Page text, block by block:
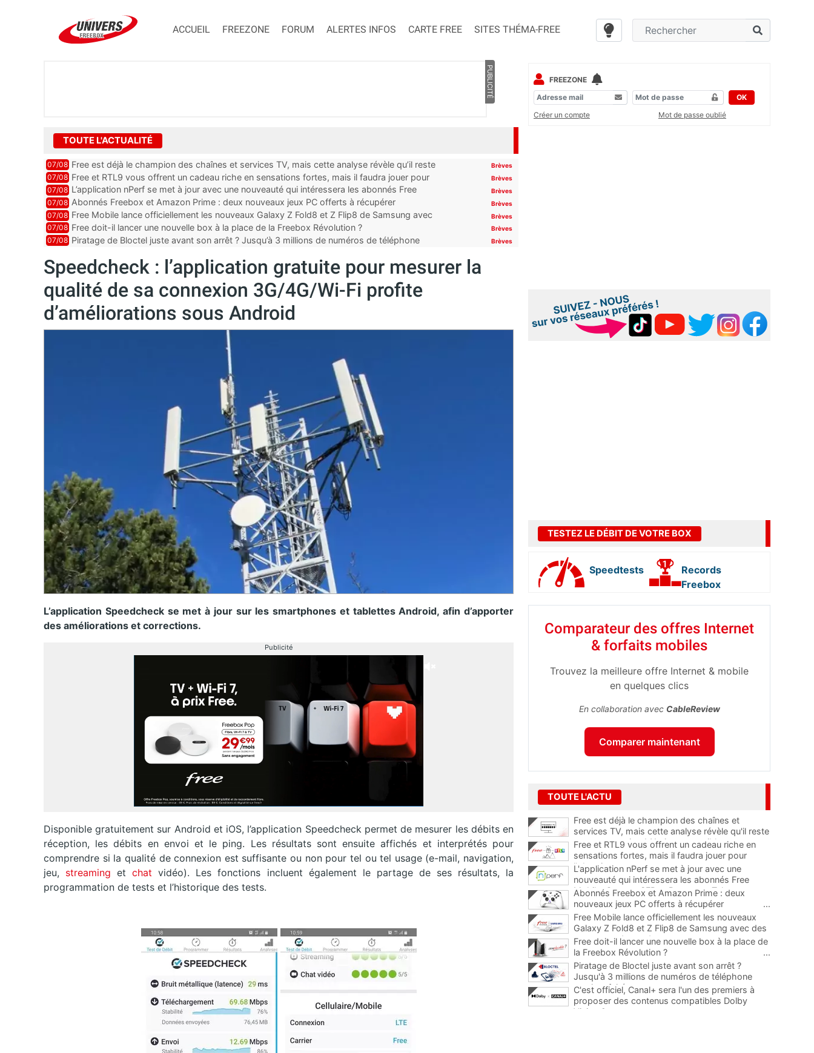
ACCUEIL FREEZONE FORUM ALERTES INFOS CARTE FREE SITES THÉMA-FREE
PUBLICITÉ
TOUTE L'ACTUALITÉ
07/08 Free est déjà le champion des chaînes et services TV, mais cette analyse révèle qu’il reste
encore au moin...
Brèves
07/08 Free et RTL9 vous offrent un cadeau riche en sensations fortes, mais il faudra jouer pour
l’obtenir
Brèves
07/08 L’application nPerf se met à jour avec une nouveauté qui intéressera les abonnés Free
Mobile, Orange, SFR ...
Brèves
07/08 Abonnés Freebox et Amazon Prime : deux nouveaux jeux PC offerts à récupérer Brèves
07/08 Free Mobile lance officiellement les nouveaux Galaxy Z Fold8 et Z Flip8 de Samsung avec
des promos et des cadeaux
Brèves
07/08 Free doit-il lancer une nouvelle box à la place de la Freebox Révolution ? Brèves
07/08 Piratage de Bloctel juste avant son arrêt ? Jusqu’à 3 millions de numéros de téléphone
Brèves
Speedcheck : l’application gratuite pour mesurer la
qualité de sa connexion 3G/4G/Wi-Fi profite
d’améliorations sous Android
L’application Speedcheck se met à jour sur les smartphones et tablettes Android, afin d’apporter
des améliorations et corrections.
Publicité
Disponible gratuitement sur Android et iOS, l’application Speedcheck permet de mesurer les débits en
réception, les débits en envoi et le ping. Les résultats sont ensuite affichés et interprétés pour
comprendre si la qualité de connexion est suffisante ou non pour tel ou tel usage (e-mail, navigation,
jeu, streaminget chat vidéo). Les fonctions incluent également le partage de ses résultats, la
programmation de tests et l’historique des tests.
FREEZONE
OK
Créer un compte
Mot de passe oublié
TESTEZ LE DÉBIT DE VOTRE BOX
Speedtests
Records
Freebox
Comparateur des offres Internet
& forfaits mobiles
Trouvez la meilleure offre Internet & mobile
en quelques clics
En collaboration avec CableReview
Comparer maintenant
TOUTE L'ACTU
Free est déjà le champion des chaînes et
services TV, mais cette analyse révèle qu'il reste
encore au moins 141 ajouts possibles
Free et RTL9 vous offrent un cadeau riche en
sensations fortes, mais il faudra jouer pour
l'obtenir
L'application nPerf se met à jour avec une
nouveauté qui intéressera les abonnés Free
Mobile, Orange, SFR et Bouygues Telecom
Abonnés Freebox et Amazon Prime : deux
nouveaux jeux PC offerts à récupérer
...
Free Mobile lance officiellement les nouveaux
Galaxy Z Fold8 et Z Flip8 de Samsung avec des
promos et des cadeaux
...
Free doit-il lancer une nouvelle box à la place de
la Freebox Révolution ?
...
Piratage de Bloctel juste avant son arrêt ?
Jusqu'à 3 millions de numéros de téléphone
auraient fuité
C'est officiel, Canal+ sera l'un des premiers à
proposer des contenus compatibles Dolby
Vision 2